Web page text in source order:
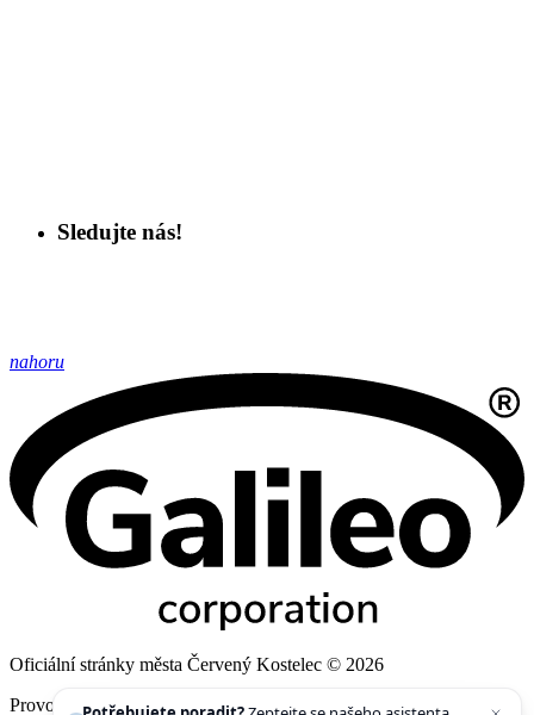
Sledujte nás!
nahoru
Oficiální stránky města Červený Kostelec © 2026
ProvozovatelGalileo Corporation s.r.o.